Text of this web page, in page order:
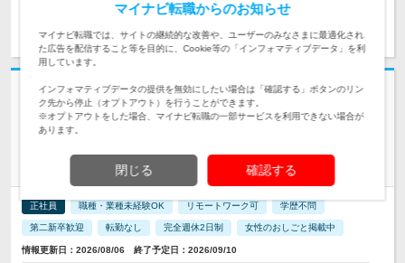
志望動機・自己PR不要
株式会社アフェクター | ■家賃補助95%■定着率95％■有給消化率↑■賞与実
績3.5ヶ月
正社員 職種・業種未経験OK リモートワーク可 学歴不問
第二新卒歓迎 転勤なし 完全週休2日制 女性のおしごと掲載中
情報更新日：2026/08/06 終了予定日：2026/09/10
マイナビ転職からのお知らせ
マイナビ転職では、サイトの継続的な改善や、ユーザーのみなさまに最適化され
た広告を配信すること等を目的に、Cookie等の「インフォマティブデータ」を利
用しています。
インフォマティブデータの提供を無効にしたい場合は「確認する」ボタンのリン
ク先から停止（オプトアウト）を行うことができます。
※オプトアウトをした場合、マイナビ転職の一部サービスを利用できない場合が
あります。
閉じる 確認する